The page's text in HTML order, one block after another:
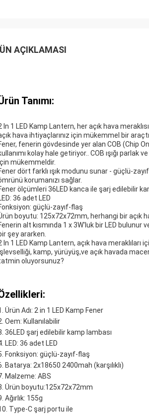
AÇIKLAMASI
Tanımı:
In 1 LED Kamp Lantern, her açık hava
hava ihtiyaçlarınız için mükemmel bir
fenerin gövdesinde yer alan COB (Chip
kolay hale getiriyor.. COB ışığı parlak
mükemmeldir.
dört farklı ışık modunu sunar - güçlü-
korumanızı sağlar.
ölçümleri 36LED kanca ile şarj edilebilir
36 adet LED
güçlü-zayıf-flaş
boyutu: 125x72x72mm, herhangi bir açık
alt kısmında 1 x 3W'luk bir LED bulunur
şey ararken.
In 1 LED Kamp Lantern, açık hava
kamp, yürüyüş,ve açık havada
oluyorsunuz?
Ürün Adı: 2 in 1 LED Kamp Fener
Oem: Kullanılabilir
36LED şarj edilebilir kamp lambası
LED: 36 adet LED
Fonksiyon: güçlü-zayıf-flaş
Batarya: 2x18650 2400mah (karşılıklı)
Malzeme: ABS
Ürün boyutu:125x72x72mm
Ağırlık: 155g
Type-C şarj portu ile